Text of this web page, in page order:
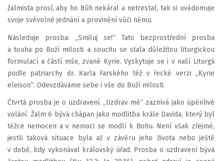
žalmista prosí, aby ho Bůh nekáral a netrestal, tak si uvědomuje
svoje svévolné jednání a provinění vůči němu.
Následuje prosba: „Smiluj se!“ Tato bezprostřední prosba
a touha po Boží milosti a soucitu se stala důležitou liturgickou
formulací a částí mše, zvané Kyrie. Vyskytuje se i v naší Liturgii
podle patriarchy dr. Karla Farského též v řecké verzi „Kyrie
eleison“. Odevzdáváme sebe i vše do Boží milosti.
Čtvrtá prosba je o uzdravení. „Uzdrav mě“ zaznívá jako úpěnlivé
volání. Žalm 6 bývá chápan jako modlitba krále Davida, který byl
těžce nemocen a v nemoci se modlí k Bohu. Není však zřejmé,
jestli taková situace byla až v závěru jeho života nebo ještě
v době, kdy vykonával královský úřad. Prosba o uzdravení bývá